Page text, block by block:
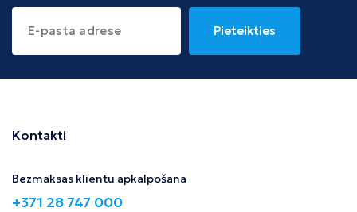
Pieteikties
Kontakti
Bezmaksas klientu apkalpošana
+371 28 747 000